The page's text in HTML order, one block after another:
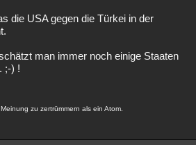
die USA gegen die Türkei in der
man immer noch einige Staaten
;-) !
zu zertrümmern als ein Atom.